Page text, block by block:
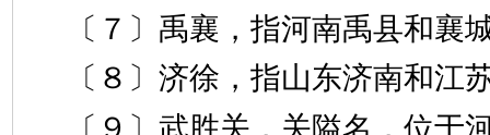
〔７〕禹襄，指河南禹县和襄
〔８〕济徐，指山东济南和江
〔９〕武胜关，关隘名，位于